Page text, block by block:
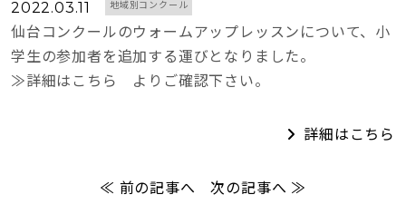
2022.03.11 地域別コンクール
仙台コンクールのウォームアップレッスンについて、小
学生の参加者を追加する運びとなりました。
≫詳細はこちら よりご確認下さい。
詳細はこちら
≪ 前の記事へ 次の記事へ ≫